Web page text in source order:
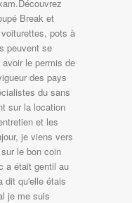
Break et
pots à
peuvent se
le permis de
des pays
du sans
sur la location
et les
je viens vers
le bon coin
a était gentil au
dit qu'elle étais
je me suis